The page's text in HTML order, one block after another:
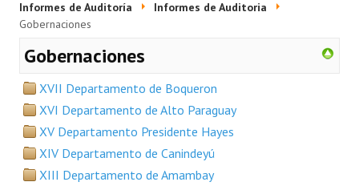
LA CGR
Autoridades
Misión y Visión
Marco Normativo
Organigrama
Informes de Auditoría
Informes de Auditoria
Gobernaciones
Gobernaciones
XVII Departamento de Boqueron
XVI Departamento de Alto Paraguay
XV Departamento Presidente Hayes
XIV Departamento de Canindeyú
XIII Departamento de Amambay